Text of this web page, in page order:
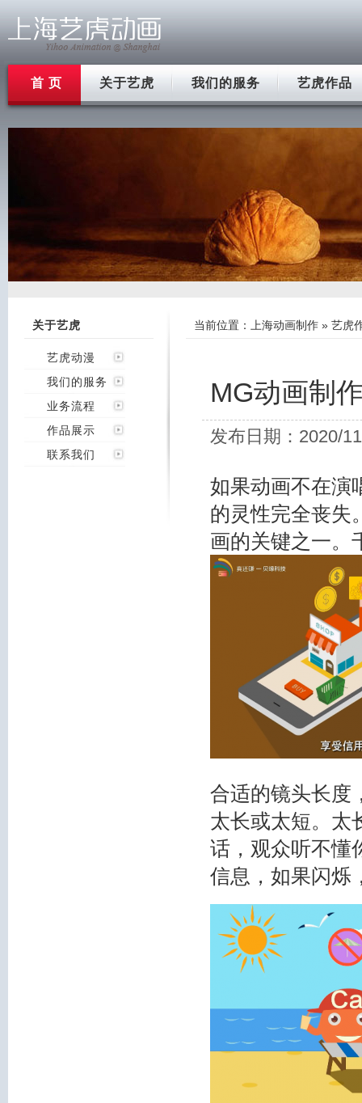
首 页 关于艺虎 我们的服务 艺虎作品
关于艺虎
艺虎动漫
我们的服务
业务流程
作品展示
联系我们
当前位置： 上海动画制作 » 艺虎
MG动画制
发布日期：2020/
如果动画不在演
的灵性完全丧失
画的关键之一。
合适的镜头长度
太长或太短。太
话，观众听不懂
信息，如果闪烁